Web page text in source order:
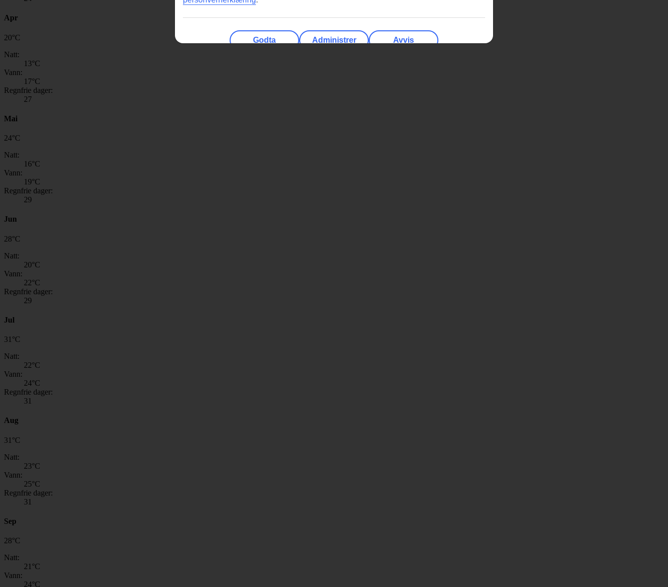
Apr
20°C
Natt:
13°C
Vann:
17°C
Regnfrie dager:
27
Mai
24°C
Natt:
16°C
Vann:
19°C
Regnfrie dager:
29
Jun
28°C
Natt:
20°C
Vann:
22°C
Regnfrie dager:
29
Jul
31 °C
Natt:
22°C
Vann:
24°C
Regnfrie dager:
31
Aug
31 °C
Natt:
23°C
Vann:
25°C
Regnfrie dager:
31
Sep
28°C
Natt:
21 °C
Vann:
24°C
Godta Administrer Avvis